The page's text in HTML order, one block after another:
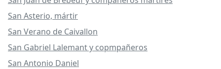
San Asterio, mártir
San Verano de Caivallon
San Gabriel Lalemant y copmpañeros
San Antonio Daniel